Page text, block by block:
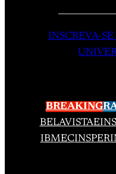
INSCREVA-
BREAKING
BELAVISTA
IBMECINSPER